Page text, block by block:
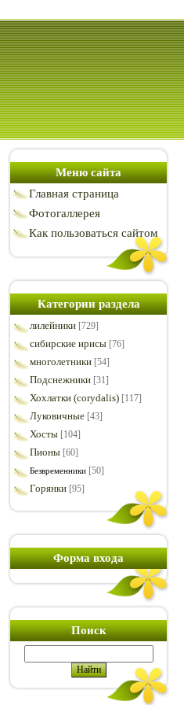
Меню сайта
Главная страница
Фотогаллерея
Как пользоваться сайтом
Категории раздела
лилейники [729]
сибирские ирисы [76]
многолетники [54]
Подснежники [31]
Хохлатки (corydalis) [117]
Луковичные [43]
Хосты [104]
Пионы [60]
Безвременники [50]
Горянки [95]
Форма входа
Поиск